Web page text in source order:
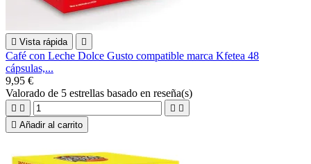
 Vista rápida 
Café con Leche Dolce Gusto compatible marca Kfetea 48
cápsulas,...
9,95 €
Valorado de 5 estrellas basado en reseña(s)
   
 Añadir al carrito